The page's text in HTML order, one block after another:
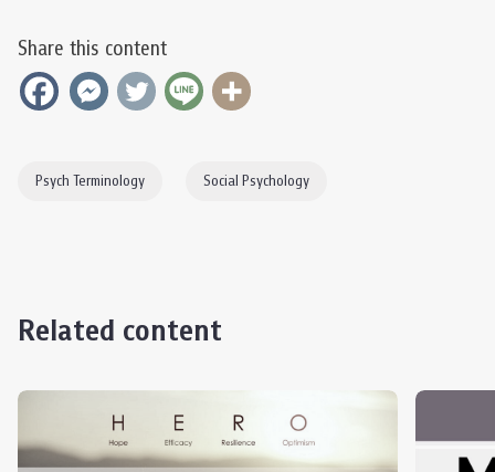
Share this content
Psych Terminology Social Psychology
Related content